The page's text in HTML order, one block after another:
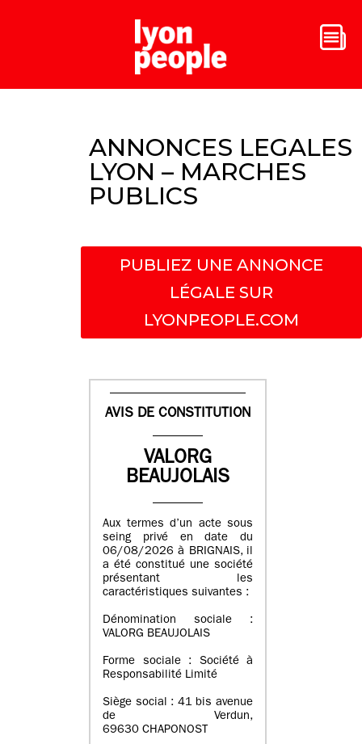
ANNONCES LEGALES
LYON – MARCHES
PUBLICS
PUBLIEZ UNE ANNONCE
LÉGALE SUR
LYONPEOPLE.COM
AVIS DE CONSTITUTION
VALORG
BEAUJOLAIS
Aux termes d’un acte sous
seing privé en date du
06/08/2026 à BRIGNAIS, il
a été constitué une société
présentant les
caractéristiques suivantes :
Dénomination sociale :
VALORG BEAUJOLAIS
Forme sociale : Société à
Responsabilité Limité
Siège social : 41 bis avenue
de Verdun,
69630 CHAPONOST